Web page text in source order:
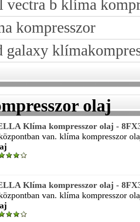
vectra b klíma
kompresszor
galaxy
olaj
Klíma kompresszor olaj -
van. klíma kompresszor
Klíma kompresszor olaj -
van. klíma kompresszor